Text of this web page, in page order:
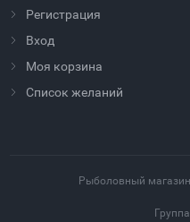
Регистрация
Вход
Моя корзина
Cписок желаний
Рыболовный
Группа